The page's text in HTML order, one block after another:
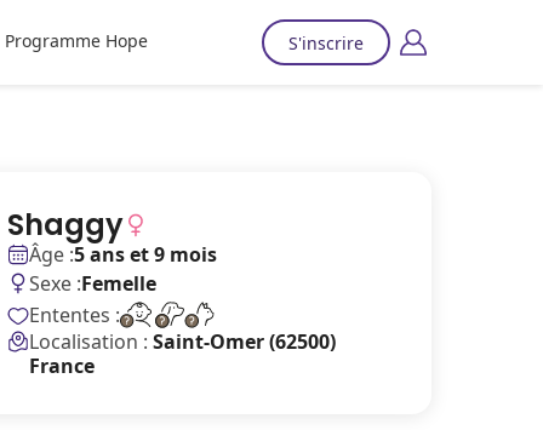
Programme Hope S'inscrire
Shaggy
Âge :5 ans et 9 mois
Sexe :Femelle
Ententes :
Localisation : Saint-Omer (62500)
France